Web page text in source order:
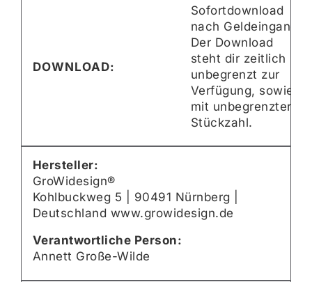
DOWNLOAD:
Sofortdownload
nach Geldeingang
Der Download
steht dir zeitlich
unbegrenzt zur
Verfügung, sowie
mit unbegrenzter
Stückzahl.
Hersteller:
GroWidesign®
Kohlbuckweg 5 | 90491 Nürnberg |
Deutschland www.growidesign.de
Verantwortliche Person:
Annett Große-Wilde